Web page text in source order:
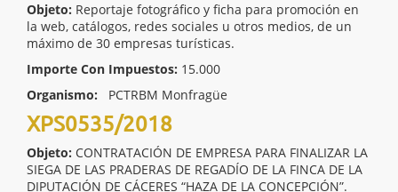
Objeto: Reportaje fotográfico y ficha para promoción en
la web, catálogos, redes sociales u otros medios, de un
máximo de 30 empresas turísticas.
Importe Con Impuestos: 15.000
Organismo:
PCTRBM Monfragüe
XPS0535/2018
Objeto: CONTRATACIÓN DE EMPRESA PARA FINALIZAR LA
SIEGA DE LAS PRADERAS DE REGADÍO DE LA FINCA DE LA
DIPUTACIÓN DE CÁCERES “HAZA DE LA CONCEPCIÓN”.